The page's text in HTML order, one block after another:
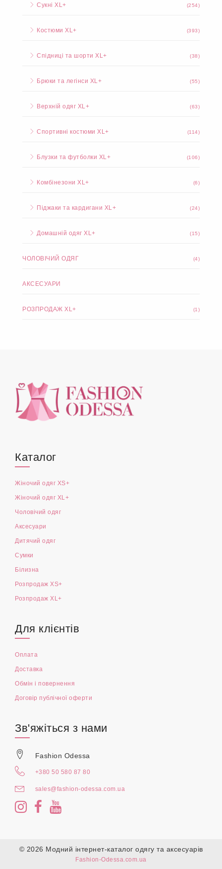
Сукні XL+ (254)
Костюми XL+ (393)
Спідниці та шорти XL+ (38)
Брюки та легінси XL+ (55)
Верхній одяг XL+ (63)
Спортивні костюми XL+ (114)
Блузки та футболки XL+ (106)
Комбінезони XL+ (6)
Піджаки та кардигани XL+ (24)
Домашній одяг XL+ (15)
ЧОЛОВІЧИЙ ОДЯГ (4)
АКСЕСУАРИ
РОЗПРОДАЖ XL+ (1)
Каталог
Жіночий одяг XS+
Жіночий одяг XL+
Чоловічий одяг
Аксесуари
Дитячий одяг
Сумки
Білизна
Розпродаж XS+
Розпродаж XL+
Для клієнтів
Оплата
Доставка
Обмін і повернення
Договір публічної оферти
Зв'яжіться з нами
Fashion Odessa
+380 50 580 87 80
sales@fashion-odessa.com.ua
© 2026 Модний інтернет-каталог одягу та аксесуарів
Fashion-Odessa.com.ua